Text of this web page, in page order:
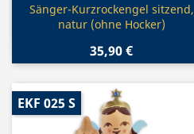
Vorschau
Sänger-Kurzrockengel sitzend,
natur (ohne Hocker)
35,90 €
EKF 025 S